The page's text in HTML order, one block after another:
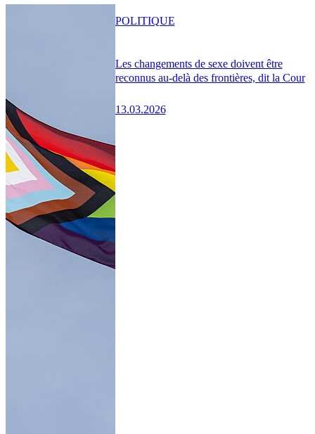
Les changements de sexe doivent être
reconnus au-delà des frontières, dit la Cour
13.03.2026
POLITIQUE